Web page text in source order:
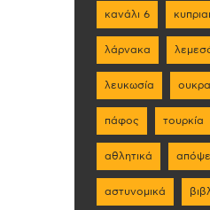
κανάλι 6
λάρνακα
λευκωσία
πάφος τουρκία
αθλητικά
αστυνομικά